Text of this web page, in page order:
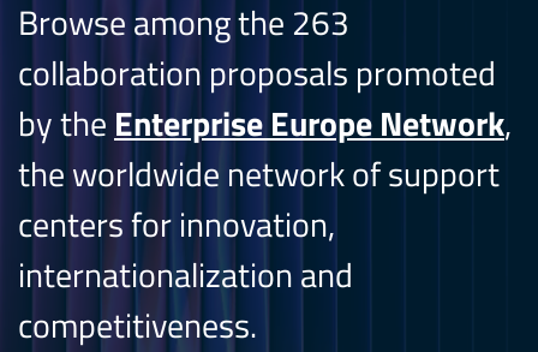
Browse among the 263
collaboration proposals promoted
by the Enterprise Europe Network,
the worldwide network of support
centers for innovation,
internationalization and
competitiveness.